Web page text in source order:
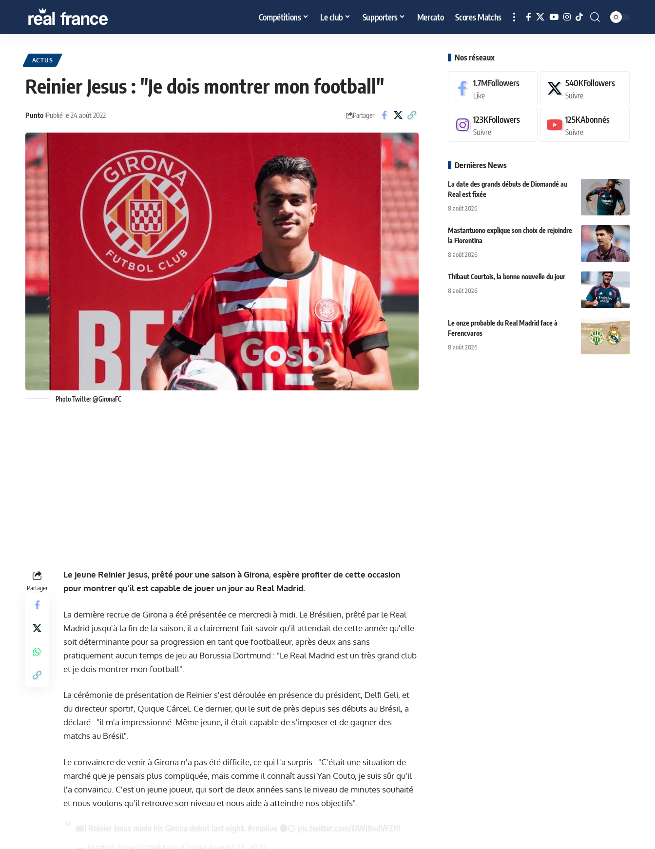
Compétitions Le club Supporters Mercato Scores Matchs
ACTUS
Reinier Jesus : "Je dois montrer mon football"
Punto Publié le 24 août 2022 Partager
Photo Twitter @GironaFC
Partager
Le jeune Reinier Jesus, prêté pour une saison à Girona, espère profiter de cette occasion
pour montrer qu’il est capable de jouer un jour au Real Madrid.
La dernière recrue de Girona a été présentée ce mercredi à midi. Le Brésilien, prêté par le Real
Madrid jusqu'à la fin de la saison, il a clairement fait savoir qu'il attendait de cette année qu'elle
soit déterminante pour sa progression en tant que footballeur, après deux ans sans
pratiquement aucun temps de jeu au Borussia Dortmund : "Le Real Madrid est un très grand club
et je dois montrer mon football".
La cérémonie de présentation de Reinier s'est déroulée en présence du président, Delfi Geli, et
du directeur sportif, Quique Cárcel. Ce dernier, qui le suit de près depuis ses débuts au Brésil, a
déclaré : "il m'a impressionné. Même jeune, il était capable de s'imposer et de gagner des
matchs au Brésil".
Le convaincre de venir à Girona n'a pas été difficile, ce qui l'a surpris : "C'était une situation de
marché que je pensais plus compliquée, mais comme il connaît aussi Yan Couto, je suis sûr qu'il
l'a convaincu. C'est un jeune joueur, qui sort de deux années sans le niveau de minutes souhaité
et nous voulons qu'il retrouve son niveau et nous aide à atteindre nos objectifs".
Nos réseaux
1.7MFollowers
Like
540KFollowers
Suivre
123KFollowers
Suivre
125KAbonnés
Suivre
Dernières News
La date des grands débuts de Diomandé au
Real est fixée
8 août 2026
Mastantuono explique son choix de rejoindre
la Fiorentina
8 août 2026
Thibaut Courtois, la bonne nouvelle du jour
8 août 2026
Le onze probable du Real Madrid face à
Ferencvaros
8 août 2026